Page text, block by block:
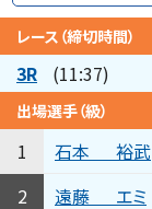
レース（締切時間）
3R (11:37)
出場選手（級）
1 石本 裕武
2
遠藤 エミ